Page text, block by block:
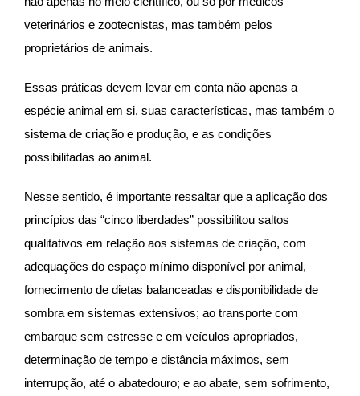
veterinários e zootecnistas, mas também pelos
proprietários de animais.
Essas práticas devem levar em conta não apenas a
espécie animal em si, suas características, mas também o
sistema de criação e produção, e as condições
possibilitadas ao animal.
Nesse sentido, é importante ressaltar que a aplicação dos
princípios das “cinco liberdades” possibilitou saltos
qualitativos em relação aos sistemas de criação, com
adequações do espaço mínimo disponível por animal,
fornecimento de dietas balanceadas e disponibilidade de
sombra em sistemas extensivos; ao transporte com
embarque sem estresse e em veículos apropriados,
determinação de tempo e distância máximos, sem
interrupção, até o abatedouro; e ao abate, sem sofrimento,